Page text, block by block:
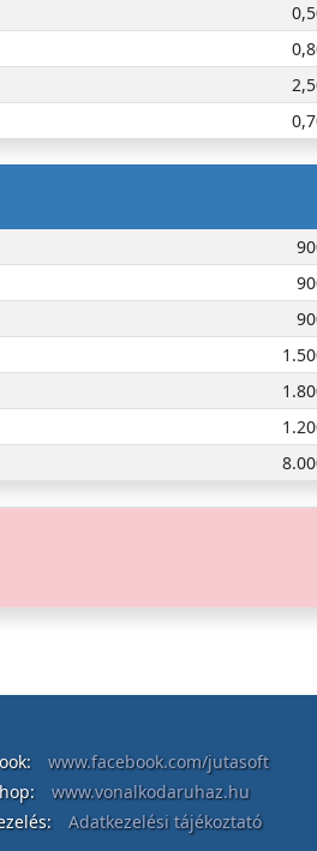
www.facebook.com/jutasoft
www.vonalkodaruhaz.hu
Adatkezelési tájékoztató